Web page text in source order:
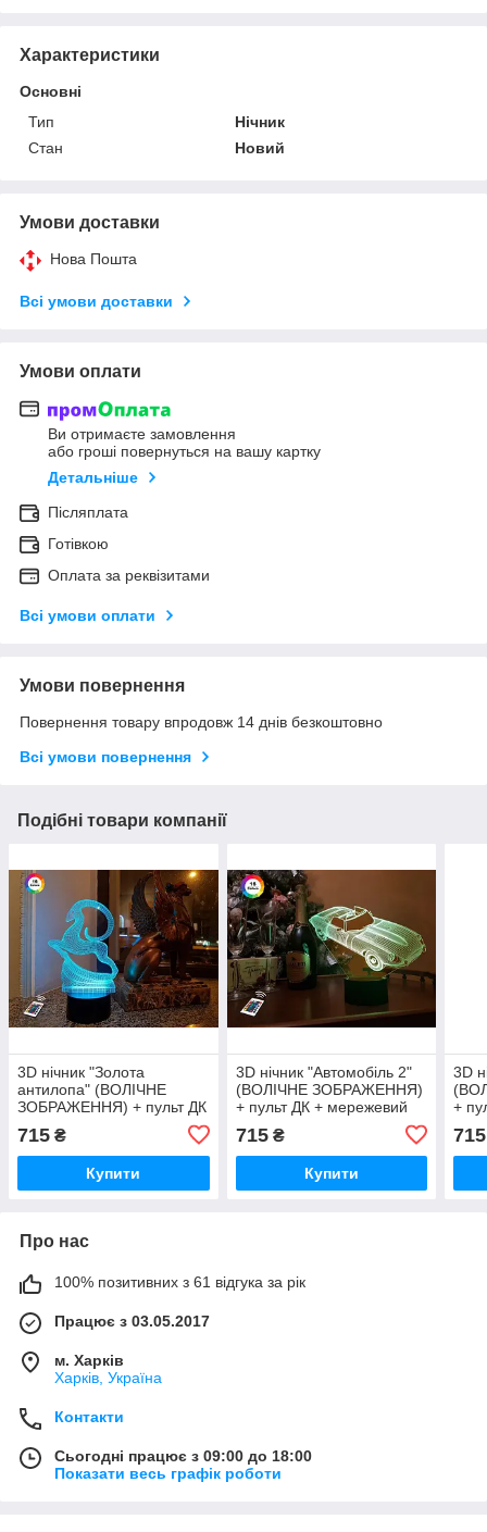
Характеристики
Основні
Тип
Нічник
Стан
Новий
Умови доставки
Нова Пошта
Всі умови доставки
Умови оплати
Ви отримаєте замовлення
або гроші повернуться на вашу картку
Детальніше
Післяплата
Готівкою
Оплата за реквізитами
Всі умови оплати
Умови повернення
Повернення товару впродовж 14 днів безкоштовно
Всі умови повернення
Подібні товари компанії
3D нічник "Золота
антилопа" (ВОЛІЧНЕ
ЗОБРАЖЕННЯ) + пульт ДК
+батарейки (3ААА)
3DTOYSLAMP
715 ₴
Купити
3D нічник "Автомобіль 2"
(ВОЛІЧНЕ ЗОБРАЖЕННЯ)
+ пульт ДК + мережевий
(3ААА) 3DTOYSLAMP
715₴
Купити
3D
+
715
Про нас
100% позитивних з 61 відгука за рік
Працює з 03.05.2017
м. Харків
Харків, Україна
Контакти
Сьогодні працює з 09:00 до 18:00
Показати весь графік роботи